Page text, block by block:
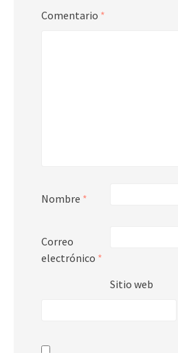
Comentario *
Nombre *
Correo
electrónico *
Sitio web